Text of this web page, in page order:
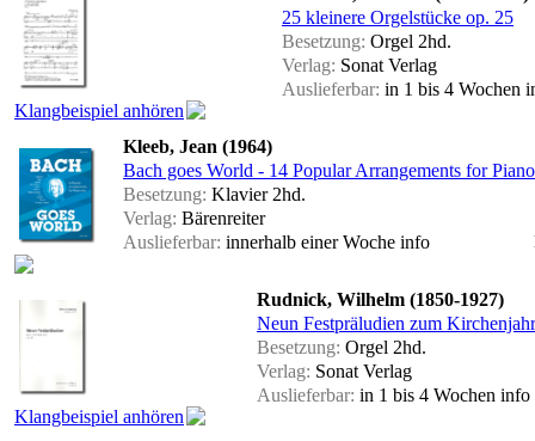
Klangbeispiel anhören
25 kleinere Orgelstücke op. 25
Besetzung: Orgel 2hd.
Verlag: Sonat Verlag
Auslieferbar: in 1 bis 4 Wochen
Kleeb, Jean (1964)
Bach goes World - 14 Popular Arrangements for
Besetzung: Klavier 2hd.
Verlag: Bärenreiter
Auslieferbar: innerhalb einer Woche info
Klangbeispiel anhören
Rudnick, Wilhelm (1850-1927)
Neun Festpräludien zum
Besetzung: Orgel 2hd.
Verlag: Sonat Verlag
Auslieferbar: in 1 bis 4 Wochen info